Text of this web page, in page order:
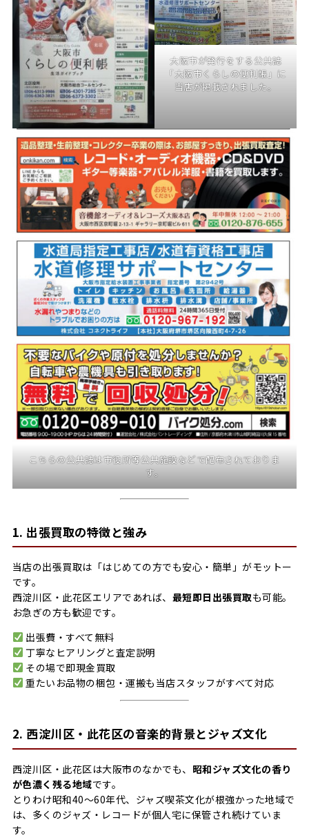
大阪市が発行をする公共誌
「大阪市くらしの便利帳」に
当店が掲載されました。
こちらの公共誌は市役所等公共施設などで配布されておりま
す。
1. 出張買取の特徴と強み
当店の出張買取は「はじめての方でも安心・簡単」がモットー
です。
西淀川区・此花区エリアであれば、 最短即日出張買取も可能。
お急ぎの方も歓迎です。
出張費・すべて無料
丁寧なヒアリングと査定説明
その場で即現金買取
重たいお品物の梱包・運搬も当店スタッフがすべて対応
2. 西淀川区・此花区の音楽的背景とジャズ文化
西淀川区・此花区は大阪市のなかでも、 昭和ジャズ文化の香り
が色濃く残る地域です。
とりわけ昭和40〜60年代、ジャズ喫茶文化が根強かった地域で
は、多くのジャズ・レコードが個人宅に保管され続けていま
す。